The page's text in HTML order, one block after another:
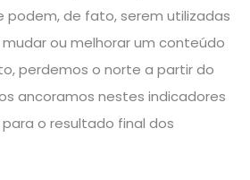
podem, de fato, serem utilizadas
ou melhorar um conteúdo
perdemos o norte a partir do
ancoramos nestes indicadores
o resultado final dos